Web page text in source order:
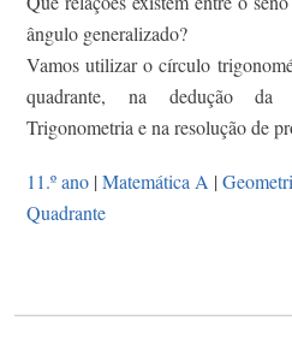
ângulo generalizado?
Vamos utilizar o círculo
quadrante, na dedução da
Trigonometria e na resolução de
11.º ano |Matemática A |
Quadrante